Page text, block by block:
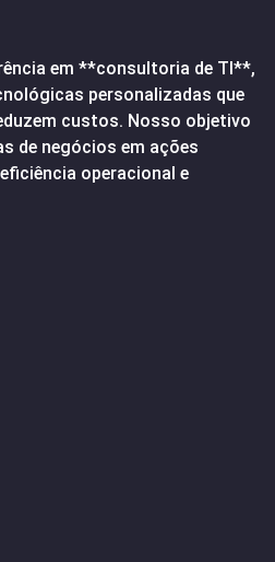
em **consultoria de TI**,
personalizadas que
custos. Nosso objetivo
de negócios em ações
operacional e